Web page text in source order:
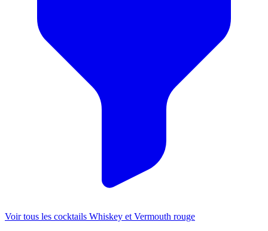
Voir tous les cocktails Whiskey et Vermouth rouge